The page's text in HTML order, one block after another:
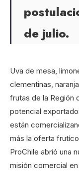
de julio.
Uva de mesa,
clementinas,
frutas de la Región
potencial
están
más la oferta
ProChile abrió una
misión comercial